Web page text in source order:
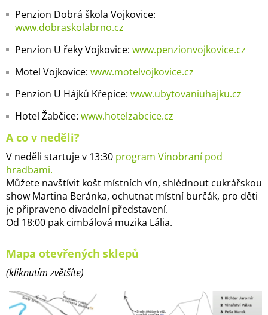
Penzion Dobrá škola Vojkovice:
www.dobraskolabrno.cz
Penzion U řeky Vojkovice: www.penzionvojkovice.cz
Motel Vojkovice: www.motelvojkovice.cz
Penzion U Hájků Křepice: www.ubytovaniuhajku.cz
Hotel Žabčice: www.hotelzabcice.cz
A co v neděli?
V neděli startuje v 13:30 program Vinobraní pod
hradbami.
Můžete navštívit košt místních vín, shlédnout cukrářskou
show Martina Beránka, ochutnat místní burčák, pro děti
je připraveno divadelní představení.
Od 18:00 pak cimbálová muzika Lália.
Mapa otevřených sklepů
(kliknutím zvětšíte)